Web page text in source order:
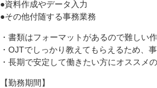
●資料作成やデータ入力
●その他付随する事務業務
・書類はフォーマットがあるので難しい
・OJTでしっかり教えてもらえるため、
・長期で安定して働きたい方にオススメ
【勤務期間 】